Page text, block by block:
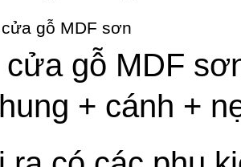
gỗ MDF sơn
cửa gỗ MDF
+ cánh +